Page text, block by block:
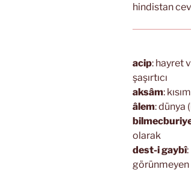
hindistan
acip: hayret
şaşırtıcı
aksâm:
âlem: dünya
olarak
dest-i gaybî:
görünmeyen